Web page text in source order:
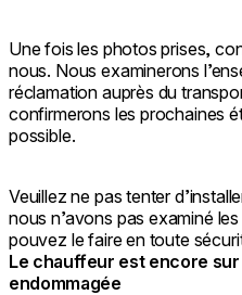
Une fois les photos prises,
nous. Nous examinerons
réclamation auprès du
confirmerons les prochaines
possible.
Veuillez ne pas tenter
nous n’avons pas examiné
pouvez le faire en toute
Le chauffeur est encore
endommagée